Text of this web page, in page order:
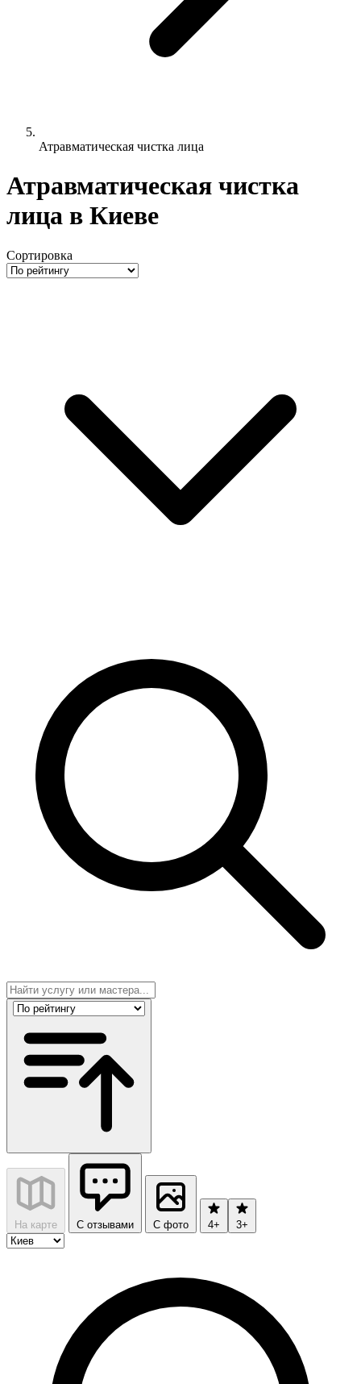
Атравматическая чистка лица
Атравматическая чистка
лица в Киеве
Сортировка
На карте С отзывами С фото 4+ 3+